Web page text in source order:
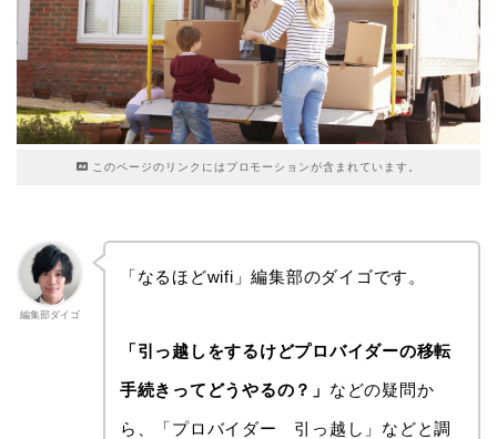
このページのリンクにはプロモーションが含まれています。
編集部ダイゴ
「なるほどwifi」編集部のダイゴです。
「引っ越しをするけどプロバイダーの移転
手続きってどうやるの？」 などの疑問か
ら、「プロバイダー 引っ越し」などと調